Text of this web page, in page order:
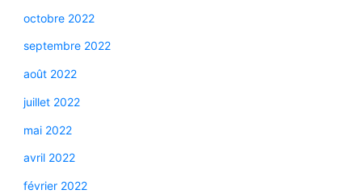
octobre 2022
septembre 2022
août 2022
juillet 2022
mai 2022
avril 2022
février 2022